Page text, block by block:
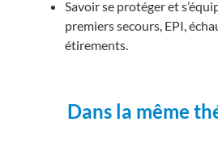
Savoir se protéger et
premiers secours, EPI,
étirements.
Dans la même